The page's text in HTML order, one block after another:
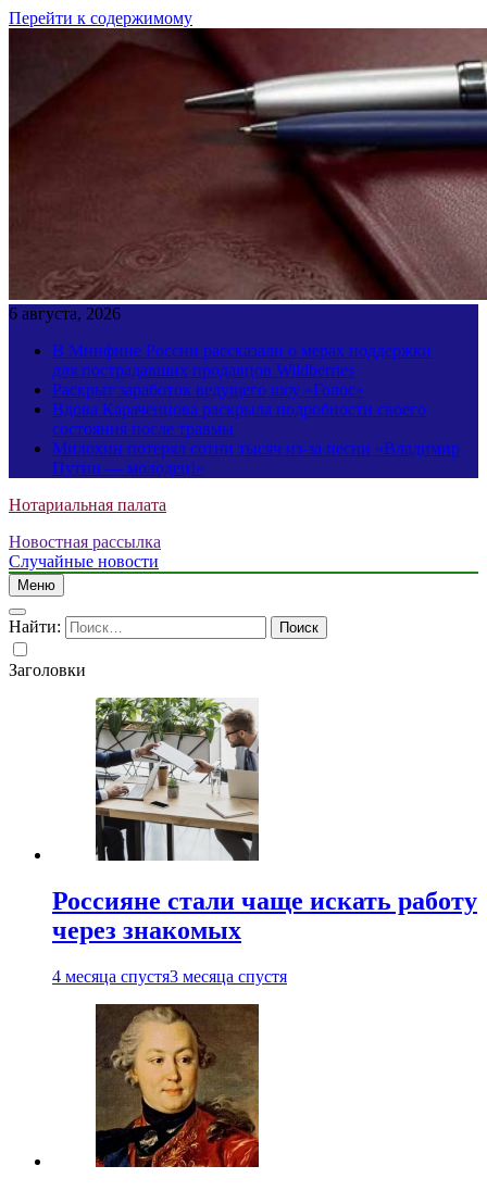
Перейти к содержимому
6 августа, 2026
В Минфине России рассказали о мерах поддержки
для пострадавших продавцов Wildberries
Раскрыт заработок ведущего шоу «Голос»
Вдова Караченцова раскрыла подробности своего
состояния после травмы
Милохин потерял сотни тысяч из-за песни «Владимир
Путин — молодец!»
Нотариальная палата
Новостная рассылка
Случайные новости
Меню
Найти:
Заголовки
Россияне стали чаще искать работу
через знакомых
4 месяца спустя3 месяца спустя